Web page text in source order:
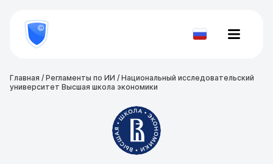
800
777-
81-Проверить
Главная / Регламенты по ИИ / Национальный исследовательский
университет Высшая школа экономики